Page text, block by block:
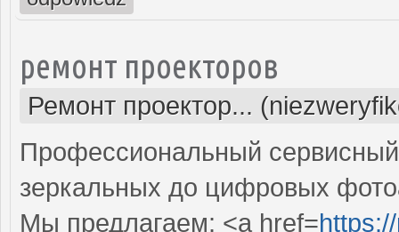
ремонт проекторов
Ремонт проектор...
Профессиональный
зеркальных до цифровых
Мы предлагаем: <a href=